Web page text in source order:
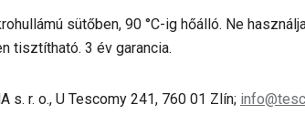
sütőben, 90 °C-ig hőálló. Ne
tisztítható. 3 év garancia.
s. r. o., U Tescomy 241, 760 01 Zlín;